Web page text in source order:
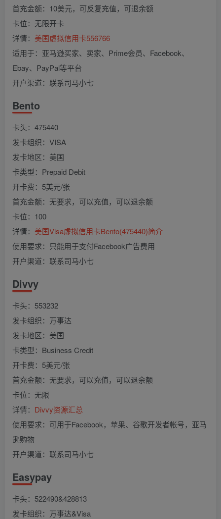
首充金额：10美元，可反复充值，可退余额
卡位：无限开卡
详情： 美国虚拟信用卡556766
适用于：亚马逊买家、卖家、Prime会员、Facebook、
Ebay、PayPal等平台
开户渠道：联系司马小七
Bento
卡头：475440
发卡组织：VISA
发卡地区：美国
卡类型：Prepaid Debit
开卡费：5美元/张
首充金额：无要求，可以充值，可以退余额
卡位：100
详情： 美国Visa虚拟信用卡Bento(475440)简介
使用要求：只能用于支付Facebook广告费用
开户渠道：联系司马小七
Divvy
卡头：553232
发卡组织：万事达
发卡地区：美国
卡类型：Business Credit
开卡费：5美元/张
首充金额：无要求，可以充值，可以退余额
卡位：无限
详情： Divvy资源汇总
使用要求：可用于Facebook，苹果、谷歌开发者帐号，亚马
逊购物
开户渠道：联系司马小七
Easypay
卡头：522490&428813
发卡组织：万事达&Visa